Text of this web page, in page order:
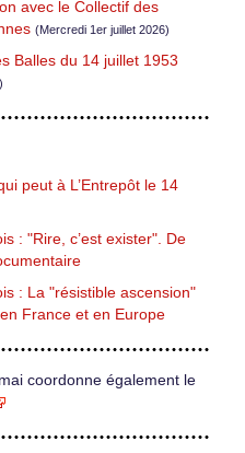
avec le Collectif des
(Mercredi 1er juillet 2026)
Balles du 14 juillet 1953
peut à L’Entrepôt le 14
: "Rire, c’est exister". De
: La "résistible ascension"
France et en Europe
coordonne également le